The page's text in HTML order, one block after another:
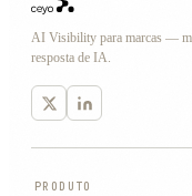
AI Visibility para marcas —
resposta de IA.
PRODUTO